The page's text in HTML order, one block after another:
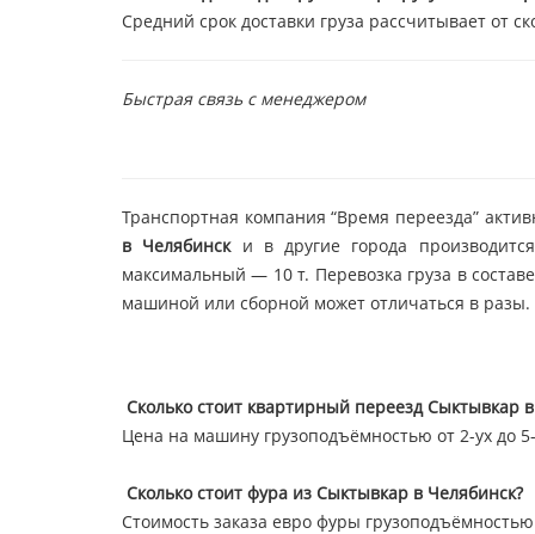
Средний срок доставки груза рассчитывает от
Быстрая связь с менеджером
Транспортная компания “Время переезда”
в Челябински в другие города
максимальный — 10 т. Перевозка груза в
машиной или сборной может отличаться в разы.
Сколько стоит квартирный переезд Сыктывкар
Цена на машину грузоподъёмностью от 2-ух до
Сколько стоит фура из Сыктывкар в Челябинск?
Стоимость заказа евро фуры